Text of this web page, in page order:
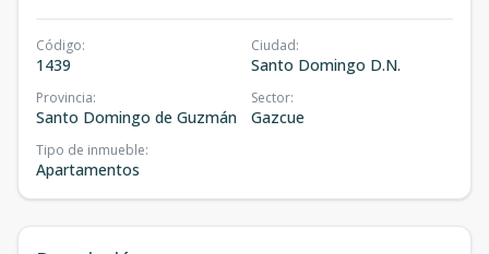
Código:
1439
Ciudad:
Santo Domingo D.N.
Provincia:
Santo Domingo de Guzmán
Sector:
Gazcue
Tipo de inmueble:
Apartamentos